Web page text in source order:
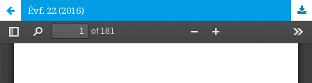
Évf. 22 (2016)